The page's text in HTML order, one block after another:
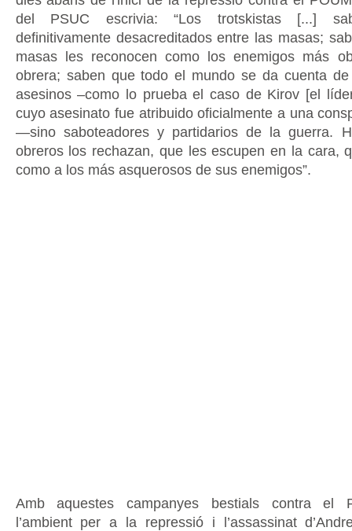
del PSUC escrivia: “Los trotskistas [...]
definitivamente desacreditados entre las masas;
masas les reconocen como los enemigos más
obrera; saben que todo el mundo se da cuenta
asesinos –como lo prueba el caso de Kirov [el
cuyo asesinato fue atribuido oficialmente a una
—sino saboteadores y partidarios de la guerra.
obreros los rechazan, que les escupen en la cara,
como a los más asquerosos de sus enemigos”.
Amb aquestes campanyes bestials contra el
l’ambient per a la repressió i l’assassinat